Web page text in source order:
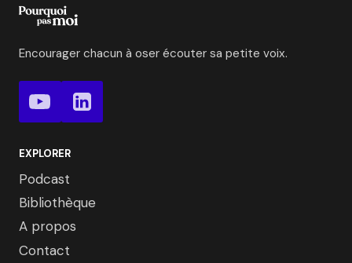
Encourager chacun à oser écouter sa petite voix.
EXPLORER
Podcast
Bibliothèque
A propos
Contact